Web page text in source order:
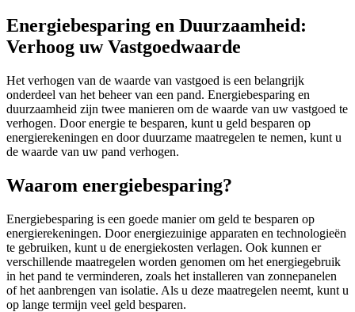
Energiebesparing en Duurzaamheid:
Verhoog uw Vastgoedwaarde
Het verhogen van de waarde van vastgoed is een belangrijk
onderdeel van het beheer van een pand. Energiebesparing en
duurzaamheid zijn twee manieren om de waarde van uw vastgoed te
verhogen. Door energie te besparen, kunt u geld besparen op
energierekeningen en door duurzame maatregelen te nemen, kunt u
de waarde van uw pand verhogen.
Waarom energiebesparing?
Energiebesparing is een goede manier om geld te besparen op
energierekeningen. Door energiezuinige apparaten en technologieën
te gebruiken, kunt u de energiekosten verlagen. Ook kunnen er
verschillende maatregelen worden genomen om het energiegebruik
in het pand te verminderen, zoals het installeren van zonnepanelen
of het aanbrengen van isolatie. Als u deze maatregelen neemt, kunt u
op lange termijn veel geld besparen.